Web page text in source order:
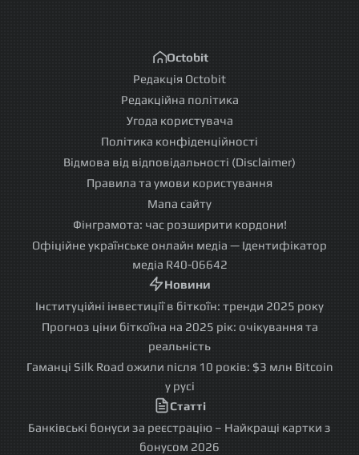
Octobit
Редакція Octobit
Редакційна політика
Угода користувача
Політика конфіденційності
Відмова від відповідальності (Disclaimer)
Правила та умови користування
Мапа сайту
Фінграмота: час розширити кордони!
Офіційне українське онлайн медіа — Ідентифікатор
медіа R40-06642
Новини
Інституційні інвестиції в біткоїн: тренди 2025 року
Прогноз ціни біткоїна на 2025 рік: очікування та
реальність
Гаманці Silk Road ожили після 10 років: $3 млн Bitcoin
у русі
Статті
Банківські бонуси за реєстрацію – Найкращі картки з
бонусом 2026